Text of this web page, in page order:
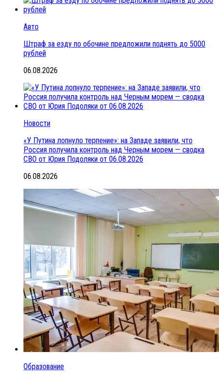
Авто
Штраф за езду по обочине предложили поднять до 5000
рублей
06.08.2026
Новости
«У Путина лопнуло терпение»: на Западе заявили, что
Россия получила контроль над Черным морем — сводка
СВО от Юрия Подоляки от 06.08.2026
06.08.2026
Образование